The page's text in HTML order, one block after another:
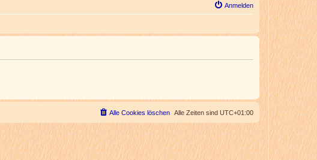
Anmelden
Alle Zeiten sind UTC+01:00
Alle Cookies löschen